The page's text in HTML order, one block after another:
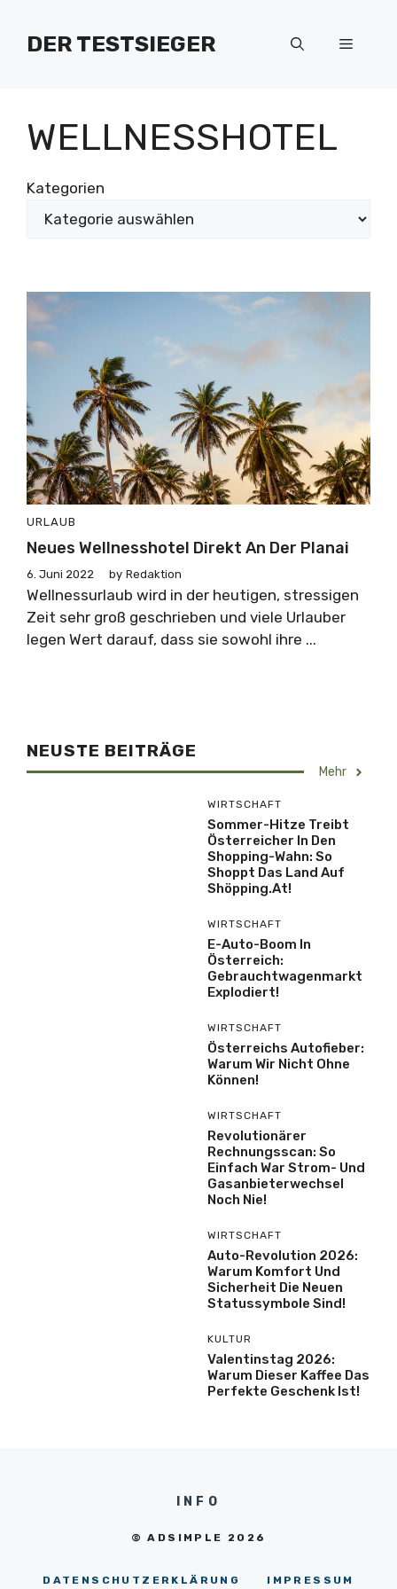
Inhalt
springenDER TESTSIEGER Menü
WELLNESSHOTEL
Kategorien
URLAUB
Neues Wellnesshotel Direkt An Der Planai
6. Juni 2022 by Redaktion
Wellnessurlaub wird in der heutigen, stressigen
Zeit sehr groß geschrieben und viele Urlauber
legen Wert darauf, dass sie sowohl ihre ...
NEUSTE BEITRÄGE
Mehr
WIRTSCHAFT
Sommer-Hitze Treibt
Österreicher In Den
Shopping-Wahn: So
Shoppt Das Land Auf
Shöpping.at!
WIRTSCHAFT
E-Auto-Boom In
Österreich:
Gebrauchtwagenmarkt
Explodiert!
WIRTSCHAFT
Österreichs Autofieber:
Warum Wir Nicht Ohne
Können!
WIRTSCHAFT
Revolutionärer
Rechnungsscan: So
Einfach War Strom- Und
Gasanbieterwechsel
Noch Nie!
WIRTSCHAFT
Auto-Revolution 2026:
Warum Komfort Und
Sicherheit Die Neuen
Statussymbole Sind!
KULTUR
Valentinstag 2026:
Warum Dieser Kaffee Das
Perfekte Geschenk Ist!
INFO
© ADSIMPLE 2026
DATENSCHUTZERKLÄRUNG IMPRESSUM